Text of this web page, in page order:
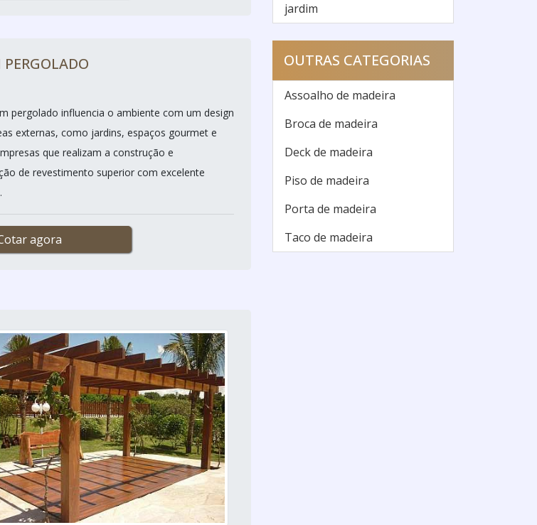
pergolado influencia o ambiente com um design
externas, como jardins, espaços gourmet e
que realizam a construção e
de revestimento superior com excelente
agora
jardim
OUTRAS CATEGORIAS
Assoalho de madeira
Broca de madeira
Deck de madeira
Piso de madeira
Porta de madeira
Taco de madeira